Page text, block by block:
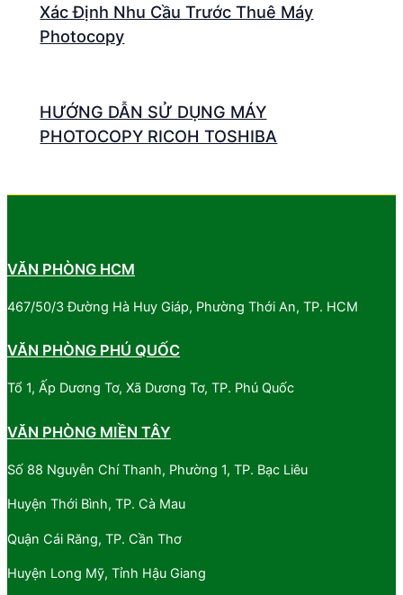
Xác Định Nhu Cầu Trước Thuê Máy
Photocopy
HƯỚNG DẪN SỬ DỤNG MÁY
PHOTOCOPY RICOH TOSHIBA
VĂN PHÒNG HCM
467/50/3 Đường Hà Huy Giáp, Phường Thới An, TP. HCM
VĂN PHÒNG PHÚ QUỐC
Tổ 1, Ấp Dương Tơ, Xã Dương Tơ, TP. Phú Quốc
VĂN PHÒNG MIỀN TÂY
Số 88 Nguyễn Chí Thanh, Phường 1, TP. Bạc Liêu
Huyện Thới Bình, TP. Cà Mau
Quận Cái Răng, TP. Cần Thơ
Huyện Long Mỹ, Tỉnh Hậu Giang